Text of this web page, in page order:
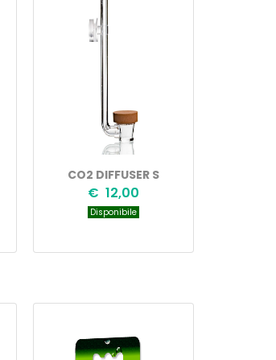
CO2 DIFFUSER S
€ 12,00
Disponibile